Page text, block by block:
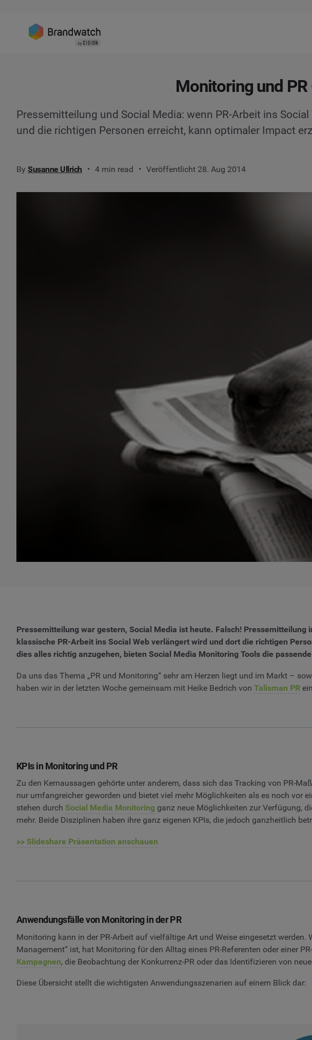
Monitoring und
Pressemitteilung und Social Media: wenn PR-Arbeit ins
und die richtigen Personen erreicht, kann optimaler Impact
By Susanne Ullrich 4 min read Veröffentlicht 28. Aug 2014
Pressemitteilung war gestern, Social Media ist heute. Falsch!
klassische PR-Arbeit ins Social Web verlängert wird und dort die richtigen
dies alles richtig anzugehen, bieten Social Media Monitoring Tools die
Da uns das Thema „PR und Monitoring“ sehr am Herzen liegt und im Markt –
haben wir in der letzten Woche gemeinsam mit Heike Bedrich von Talisman PR ein
KPIs in Monitoring und PR
Zu den Kernaussagen gehörte unter anderem, dass sich das Tracking von PR-
nur umfangreicher geworden und bietet viel mehr Möglichkeiten als es noch vor
stehen durch Social Media Monitoring ganz neue Möglichkeiten zur Verfügung,
mehr. Beide Disziplinen haben ihre ganz eigenen KPIs, die jedoch ganzheitlich
>> Slideshare Präsentation anschauen
Anwendungsfälle von Monitoring in der PR
Monitoring kann in der PR-Arbeit auf vielfältige Art und Weise eingesetzt werden.
Management“ ist, hat Monitoring für den Alltag eines PR-Referenten oder einer
Kampagnen, die Beobachtung der Konkurrenz-PR oder das Identifizieren von
Diese Übersicht stellt die wichtigsten Anwendungsszenarien auf einem Blick dar: